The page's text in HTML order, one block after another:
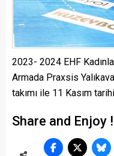
2023- 2024 EHF
Armada Praxsis
takımı ile 11 Kasım
Share and Enjoy !